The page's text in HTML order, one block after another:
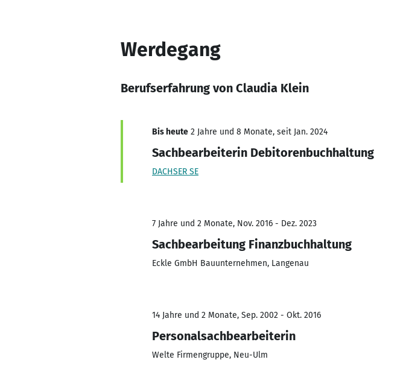
Werdegang
Berufserfahrung von Claudia Klein
Bis heute 2 Jahre und 8 Monate, seit Jan. 2024
Sachbearbeiterin Debitorenbuchhaltung
DACHSER SE
7 Jahre und 2 Monate, Nov. 2016 - Dez. 2023
Sachbearbeitung Finanzbuchhaltung
Eckle GmbH Bauunternehmen, Langenau
14 Jahre und 2 Monate, Sep. 2002 - Okt. 2016
Personalsachbearbeiterin
Welte Firmengruppe, Neu-Ulm